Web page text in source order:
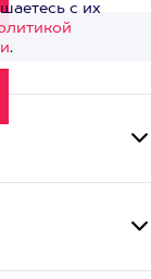
>
с их
.